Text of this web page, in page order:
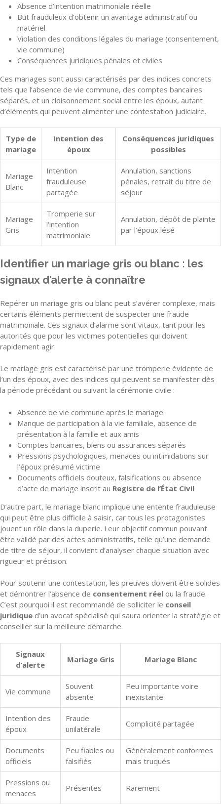
Absence d’intention matrimoniale réelle
But frauduleux d’obtenir un avantage administratif ou
matériel
Violation des conditions légales du mariage (consentement,
vie commune)
Conséquences juridiques pénales et civiles
Ces mariages sont aussi caractérisés par des indices concrets
tels que l’absence de vie commune, des comptes bancaires
séparés, et un cloisonnement social entre les époux, autant
d’éléments qui peuvent alimenter une contestation judiciaire.
Type de
mariage
Intention des
époux
Conséquences juridiques
possibles
Mariage
Blanc
Intention
frauduleuse
partagée
Annulation, sanctions
pénales, retrait du titre de
séjour
Mariage
Gris
Tromperie sur
l’intention
matrimoniale
Annulation, dépôt de plainte
par l’époux lésé
Identifier un mariage gris ou blanc : les
signaux d’alerte à connaître
Repérer un mariage gris ou blanc peut s’avérer complexe, mais
certains éléments permettent de suspecter une fraude
matrimoniale. Ces signaux d’alarme sont vitaux, tant pour les
autorités que pour les victimes potentielles qui doivent
rapidement agir.
Le mariage gris est caractérisé par une tromperie évidente de
l’un des époux, avec des indices qui peuvent se manifester dès
la période précédant ou suivant la cérémonie civile :
Absence de vie commune après le mariage
Manque de participation à la vie familiale, absence de
présentation à la famille et aux amis
Comptes bancaires, biens ou assurances séparés
Pressions psychologiques, menaces ou intimidations sur
l’époux présumé victime
Documents officiels douteux, falsifications ou absence
d’acte de mariage inscrit au Registre de l’État Civil
D’autre part, le mariage blanc implique une entente frauduleuse
qui peut être plus difficile à saisir, car tous les protagonistes
jouent un rôle dans la duperie. Leur objectif commun pouvant
être validé par des actes administratifs, telle qu’une demande
de titre de séjour, il convient d’analyser chaque situation avec
rigueur et précision.
Pour soutenir une contestation, les preuves doivent être solides
et démontrer l’absence de consentement réel ou la fraude.
C’est pourquoi il est recommandé de solliciter le conseil
juridique d’un avocat spécialisé qui saura orienter la stratégie et
conseiller sur la meilleure démarche.
Signaux
d’alerte
Mariage Gris Mariage Blanc
Vie commune
Souvent
absente
Peu importante voire
inexistante
Intention des
époux
Fraude
unilatérale
Complicité partagée
Documents
officiels
Peu fiables ou
falsifiés
Généralement conformes
mais truqués
Pressions ou
menaces
Présentes Rarement